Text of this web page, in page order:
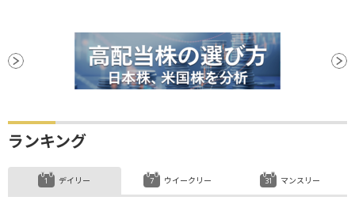
ランキング
デイリー ウイークリー マンスリー